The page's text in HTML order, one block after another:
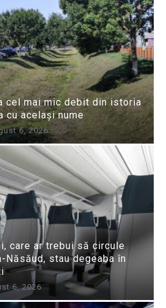
cel mai mic debit din istoria
cu același nume
6, 2026
care ar trebui să circule
stau degeaba în
6, 2026